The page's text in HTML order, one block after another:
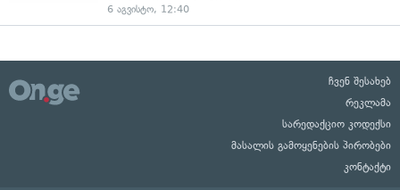
6 აგვისტო, 12:40
ჩვენ შესახებ
რეკლამა
სარედაქციო კოდექსი
მასალის გამოყენების პირობები
კონტაქტი